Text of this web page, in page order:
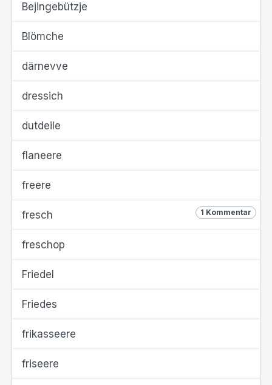
Bejingebützje
Blömche
därnevve
dressich
dutdeile
flaneere
freere
1 Kommentar
fresch
freschop
Friedel
Friedes
frikasseere
friseere